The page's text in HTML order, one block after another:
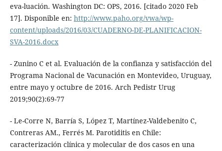
eva-luación. Washington DC: OPS, 2016. [citado 2020 Feb
17]. Disponible en: http://www.paho.org/vwa/wp-
content/uploads/2016/03/CUADERNO-DE-PLANIFICACION-
SVA-2016.docx
- Zunino C et al. Evaluación de la confianza y satisfacción del
Programa Nacional de Vacunación en Montevideo, Uruguay,
entre mayo y octubre de 2016. Arch Pedistr Urug
2019;90(2):69-77
- Le-Corre N, Barría S, López T, Martínez-Valdebenito C,
Contreras AM., Ferrés M. Parotiditis en Chile:
caracterización clínica y molecular de dos casos en una